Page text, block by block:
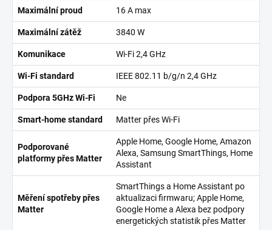
Maximální proud 16 A max
Maximální zátěž 3840 W
Komunikace Wi-Fi 2,4 GHz
Wi-Fi standard IEEE 802.11 b/g/n 2,4 GHz
Podpora 5GHz Wi-Fi Ne
Smart-home standard Matter přes Wi-Fi
Podporované
platformy přes Matter
Apple Home, Google Home, Amazon
Alexa, Samsung SmartThings, Home
Assistant
Měření spotřeby přes
Matter
SmartThings a Home Assistant po
aktualizaci firmwaru; Apple Home,
Google Home a Alexa bez podpory
energetických statistik přes Matter